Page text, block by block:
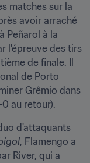
matches sur la
avoir arraché
Peñarol à la
l'épreuve des tirs
de finale. Il
de Porto
Grêmio dans
au retour).
d'attaquants
, Flamengo a
River, qui a